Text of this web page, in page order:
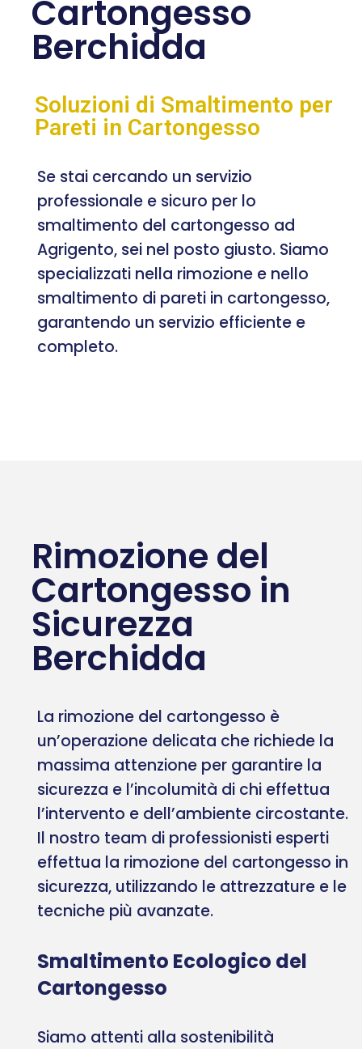
Cartongesso
Berchidda
Soluzioni di Smaltimento per
Pareti in Cartongesso
Se stai cercando un servizio
professionale e sicuro per lo
smaltimento del cartongesso ad
Agrigento, sei nel posto giusto. Siamo
specializzati nella rimozione e nello
smaltimento di pareti in cartongesso,
garantendo un servizio efficiente e
completo.
Rimozione del
Cartongesso in
Sicurezza
Berchidda
La rimozione del cartongesso è
un’operazione delicata che richiede la
massima attenzione per garantire la
sicurezza e l’incolumità di chi effettua
l’intervento e dell’ambiente circostante.
Il nostro team di professionisti esperti
effettua la rimozione del cartongesso in
sicurezza, utilizzando le attrezzature e le
tecniche più avanzate.
Smaltimento Ecologico del
Cartongesso
Siamo attenti alla sostenibilità